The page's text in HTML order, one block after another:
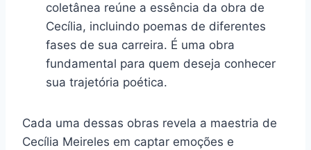
coletânea reúne a essência da obra de
Cecília, incluindo poemas de diferentes
fases de sua carreira. É uma obra
fundamental para quem deseja conhecer
sua trajetória poética.
Cada uma dessas obras revela a maestria de
Cecília Meireles em captar emoções e